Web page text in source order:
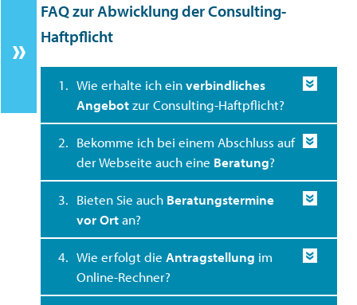
FAQ zur Abwicklung der Consulting-
Haftpflicht
1. Wie erhalte ich einverbindliches
Angebotzur Consulting-Haftpflicht?
2. Bekomme ich bei einem Abschluss auf
der Webseite auch eine Beratung?
3. Bieten Sie auch Beratungstermine
vor Ortan?
4. Wie erfolgt dieAntragstellung im
Online-Rechner?